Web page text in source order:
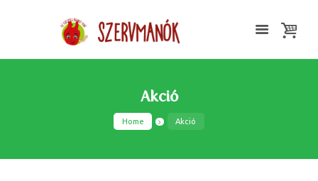
Akció
Home Akció